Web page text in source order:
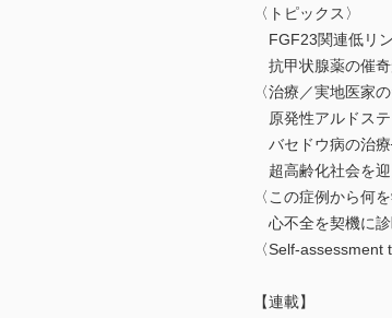
〈トピックス〉
FGF23関連低リ
抗甲状腺薬の催
〈治療／実地医家
原発性アルドス
バセドウ病の治
超高齢化社会を迎
〈この症例から何を
心不全を契機に
〈Self-assessment
【連載】